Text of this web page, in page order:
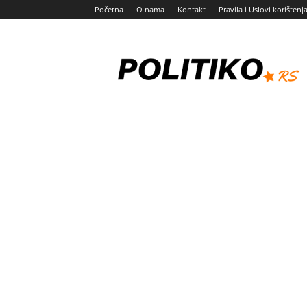
Početna O nama Kontakt Pravila i Uslovi korištenja